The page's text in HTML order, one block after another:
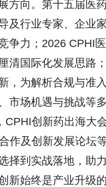
方向。第十五届医
及行业专家、企业
争力；2026 CPHI
清国际化发展思路
，为解析合规与准
市场机遇与挑战等
CPHI创新药出海大
作及创新发展论坛
择到实战落地，助
新始终是产业升级